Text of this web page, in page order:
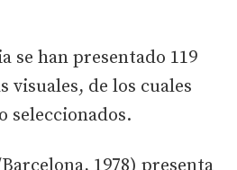
se han presentado 119
visuales, de los cuales
seleccionados.